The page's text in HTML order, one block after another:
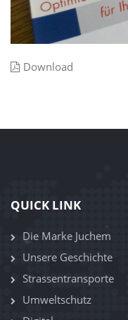
Download
QUICK LINK
Die Marke Juchem
Unsere Geschichte
Strassentransporte
Umweltschutz